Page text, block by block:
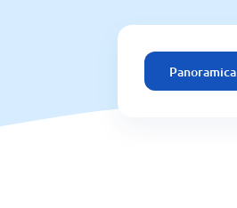
Panoramica